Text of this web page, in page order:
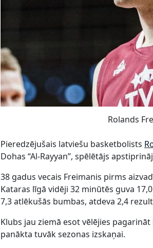
Rolands
Pieredzējušais latviešu basketbolists
Dohas “Al-Rayyan”, spēlētājs
38 gadus vecais Freimanis pirms
Kataras līgā vidēji 32 minūtēs guva
7,3 atlēkušās bumbas, atdeva 2,4
Klubs jau ziemā esot vēlējies
panākta tuvāk sezonas izskaņai.